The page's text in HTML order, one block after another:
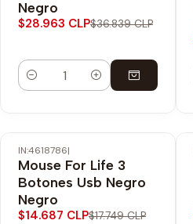
Negro
$28.963 CLP$36.839 CLP
Cantidad
-17% OFF
IN:4618786|
Mouse For Life 3
Botones Usb Negro
Negro
$14.687 CLP$17.749 CLP